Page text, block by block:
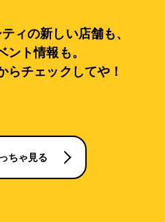
ィの新しい店舗も、
ント情報も。
らチェックしてや！
ちゃ見る